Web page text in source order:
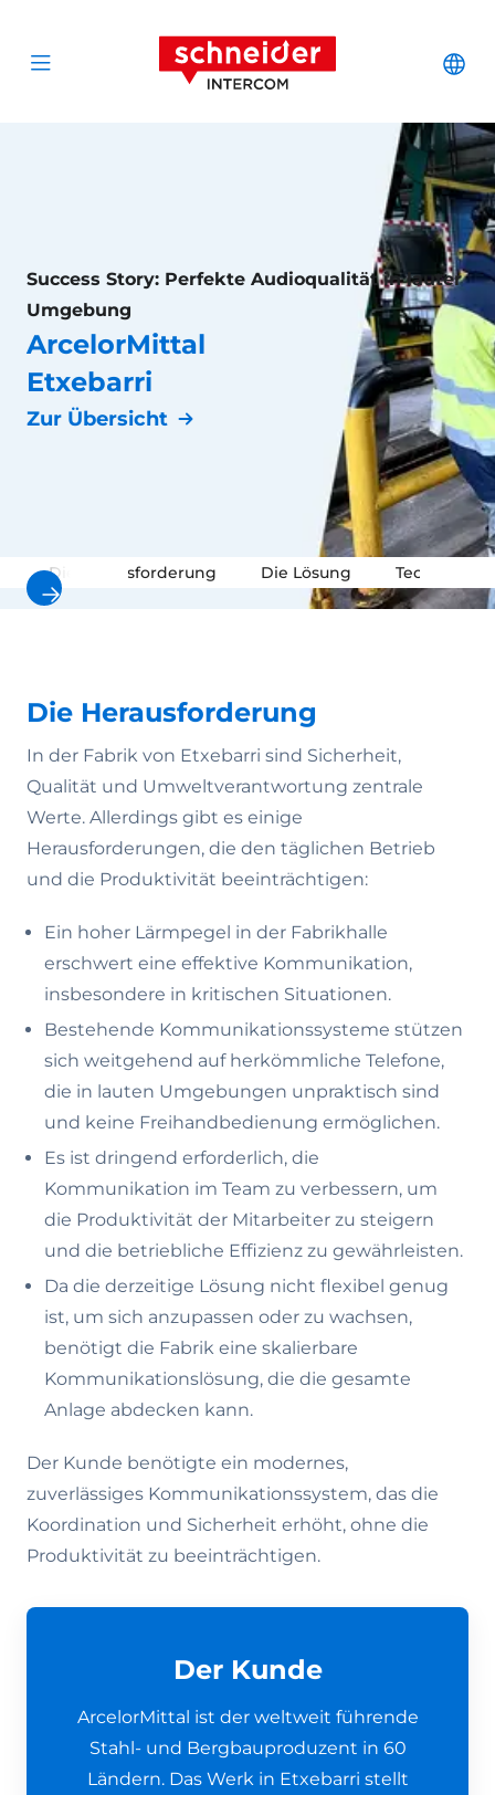
Open menu
Schneider
Success Story: Perfekte Audioqualität in lauter
Umgebung
ArcelorMittal
Etxebarri
Zur Übersicht
Die Herausforderung Die Lösung Technische
Die Herausforderung
In der Fabrik von Etxebarri sind Sicherheit,
Qualität und Umweltverantwortung zentrale
Werte. Allerdings gibt es einige
Herausforderungen, die den täglichen Betrieb
und die Produktivität beeinträchtigen:
Ein hoher Lärmpegel in der Fabrikhalle
erschwert eine effektive Kommunikation,
insbesondere in kritischen Situationen.
Bestehende Kommunikationssysteme stützen
sich weitgehend auf herkömmliche Telefone,
die in lauten Umgebungen unpraktisch sind
und keine Freihandbedienung ermöglichen.
Es ist dringend erforderlich, die
Kommunikation im Team zu verbessern, um
die Produktivität der Mitarbeiter zu steigern
und die betriebliche Effizienz zu gewährleisten.
Da die derzeitige Lösung nicht flexibel genug
ist, um sich anzupassen oder zu wachsen,
benötigt die Fabrik eine skalierbare
Kommunikationslösung, die die gesamte
Anlage abdecken kann.
Der Kunde benötigte ein modernes,
zuverlässiges Kommunikationssystem, das die
Koordination und Sicherheit erhöht, ohne die
Produktivität zu beeinträchtigen.
Der Kunde
ArcelorMittal ist der weltweit führende
Stahl- und Bergbauproduzent in 60
Ländern. Das Werk in Etxebarri stellt